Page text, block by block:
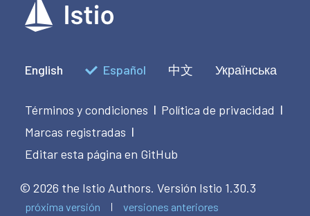
English Español 中文 Українська
Términos y condiciones | Política de privacidad |
Marcas registradas |
Editar esta página en GitHub
© 2026 the Istio Authors. Versión Istio 1.30.3
próxima versión versiones anteriores